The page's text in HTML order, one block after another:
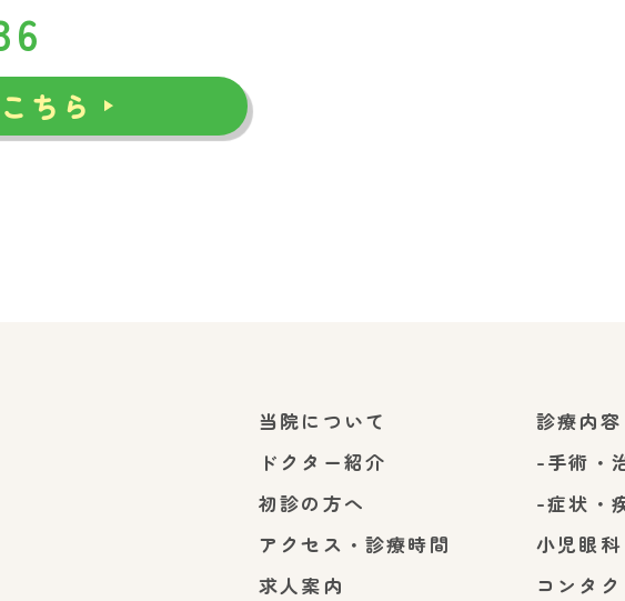
ちら
当院について
ドクター紹介
初診の方へ
アクセス・診療時間
求人案内
診療内容
-手術・
-症状・
小児眼科
コンタ